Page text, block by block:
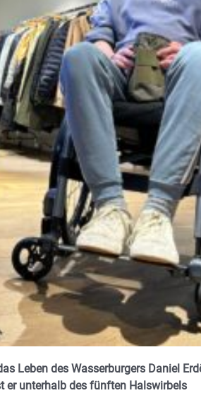
Leben des Wasserburgers Daniel
er unterhalb des fünften Halswirbels